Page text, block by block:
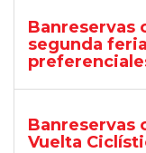
Banreservas
segunda
Banreservas
Vuelta